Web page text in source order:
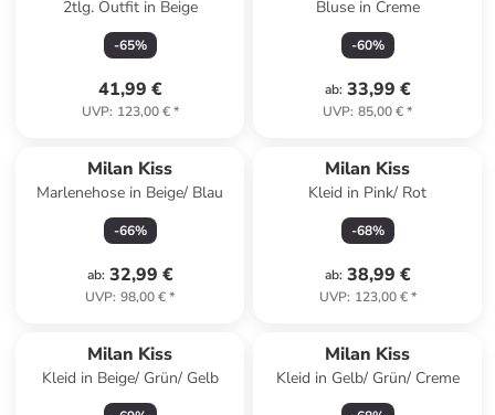
2tlg. Outfit in Beige
-65%
41,99 €
UVP: 123,00 €*
Bluse in Creme
-60%
ab: 33,99 €
UVP: 85,00 €*
Milan Kiss
Marlenehose in Beige/ Blau
-66%
ab: 32,99 €
UVP: 98,00 €*
Milan Kiss
Kleid in Pink/ Rot
-68%
ab: 38,99 €
UVP: 123,00 €*
Milan Kiss
Kleid in Beige/ Grün/ Gelb
Milan Kiss
Kleid in Gelb/ Grün/ Creme